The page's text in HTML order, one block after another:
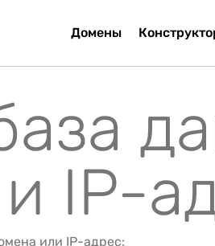
Домены
IP-
или IP-адрес: